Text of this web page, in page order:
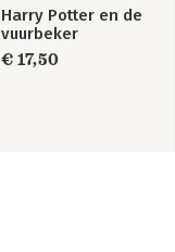
Harry Potter en de
vuurbeker
€ 17,50